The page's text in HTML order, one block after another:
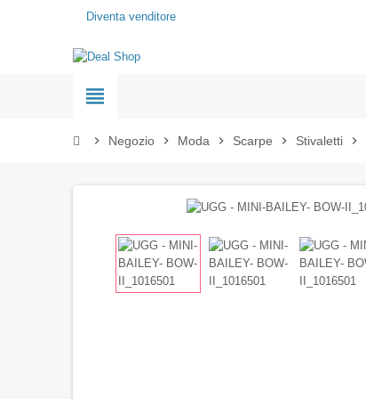
Diventa venditore
view_headline
chevron_right Negozio chevron_right Moda chevron_right Scarpe chevron_right Stivaletti chevron_right